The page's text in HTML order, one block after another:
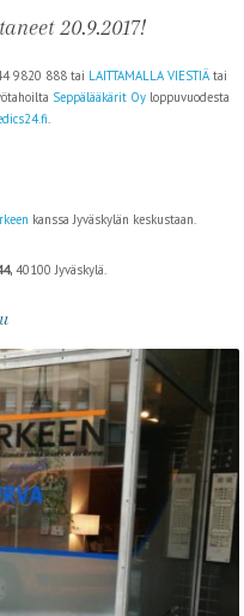
20.9.2017!
9820 888 tai LAITTAMALLA VIESTIÄtai
Seppälääkärit Oyloppuvuodesta
kanssa Jyväskylän keskustaan.
40100 Jyväskylä.